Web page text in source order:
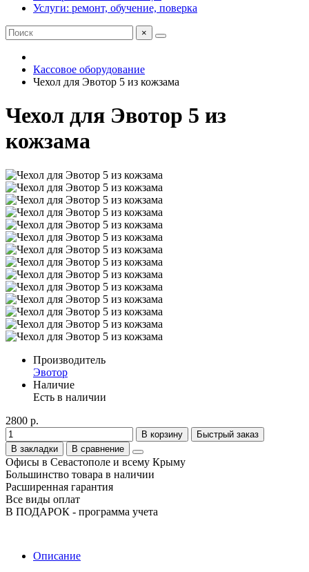
Услуги: ремонт, обучение, поверка
×
Кассовое оборудование
Чехол для Эвотор 5 из кожзама
Чехол для Эвотор 5 из
кожзама
Производитель
Эвотор
Наличие
Есть в наличии
2800 р.
В корзину
Быстрый заказ
В закладки
В сравнение
Офисы в Севастополе и всему Крыму
Большинство товара в наличии
Расширенная гарантия
Все виды оплат
В ПОДАРОК - программа учета
Описание